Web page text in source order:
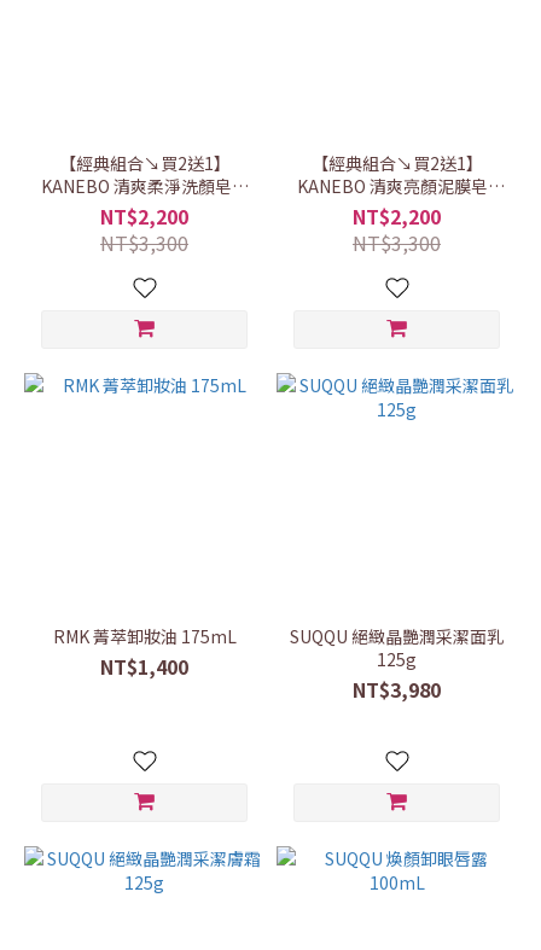
【經典組合↘買2送1】
KANEBO 清爽柔淨洗顏皂霜
3入組
NT$2,200
NT$3,300
【經典組合↘買2送1】
KANEBO 清爽亮顏泥膜皂3
入組
NT$2,200
NT$3,300
RMK 菁萃卸妝油 175mL
NT$1,400
SUQQU 絕緻晶艷潤采潔面乳
125g
NT$3,980